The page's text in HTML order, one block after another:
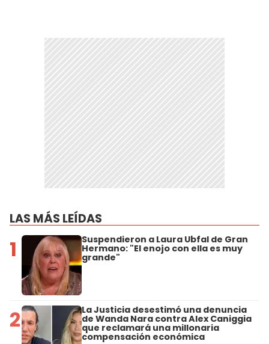
LAS MÁS LEÍDAS
1 Suspendieron a Laura Ubfal de Gran
Hermano: "El enojo con ella es muy
grande"
2 La Justicia desestimó una denuncia
de Wanda Nara contra Alex Caniggia
que reclamará una millonaria
compensación económica